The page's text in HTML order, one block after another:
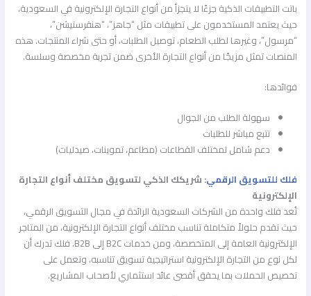
باتت التطبيقات الذكية جزءًا لا يتجزأ من أنواع التجارة الإلكترونية في السعودية،
حيث يعتمد المستخدمون على تطبيقات مثل “جاهز”، “هنقرستيشن”،
“مرسول”، وغيرها لطلب الطعام، توصيل الطلبات، أو حتى شراء المنتجات. هذه
المنصات تمثل مزيجًا من أنواع التجارة الأخرى ضمن تجربة مخصصة وسلسة.
فوائدها:
سهولة الطلب من الجوال
تتبع مباشر للطلبات
دعم شامل لمختلف القطاعات (مطاعم، تموينات، صيدليات)
فلك للتسويق الرقمي: شريكك الذكي لتسويق مختلف أنواع التجارة
الإلكترونية
تُعد فلك واحدة من الشركات السعودية الرائدة في مجال التسويق الرقمي،
حيث تقدم حلولاً متكاملة تناسب مختلف أنواع التجارة الإلكترونية، من المتاجر
الإلكترونية العامة إلى المتخصصة، ومن خدمات B2C إلى B2B. فلك تدرك أن
لكل نوع من التجارة الإلكترونية استراتيجية تسويق تناسبه، وتعمل على
تخصيص الحملات بما يحقق أقصى عائد استثماري لأصحاب المشاريع.